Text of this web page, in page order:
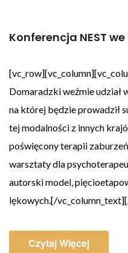
Konferencja NEST
Domaradzki weźmie udział
na której będzie prowadził
tej modalności z innych
poświęcony terapii
warsztaty dla
autorski model,
lękowych.[/
Czytaj Więcej